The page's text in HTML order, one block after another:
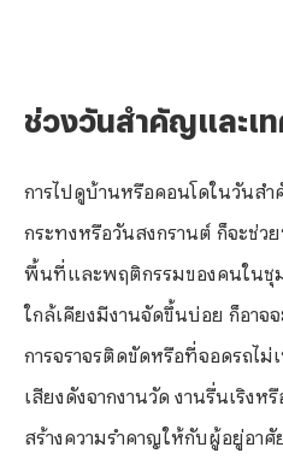
ช่วงวันสำคัญและเ
การไปดูบ้านหรือคอนโดในวันส
กระทงหรือวันสงกรานต์ ก็จะช่ว
พื้นที่และพฤติกรรมของคนในชุ
ใกล้เคียงมีงานจัดขึ้นบ่อย ก็อาจ
การจราจรติดขัดหรือที่จอดรถไ
เสียงดังจากงานวัด งานรื่นเริงห
สร้างความรำคาญให้กับผู้อยู่อาศั